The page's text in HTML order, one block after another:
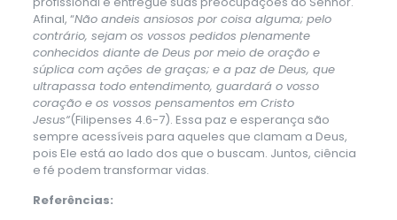
Afinal, “Não andeis ansiosos por coisa alguma; pelo
contrário, sejam os vossos pedidos plenamente
conhecidos diante de Deus por meio de oração e
súplica com ações de graças; e a paz de Deus, que
ultrapassa todo entendimento, guardará o vosso
coração e os vossos pensamentos em Cristo
Jesus“(Filipenses 4.6-7). Essa paz e esperança são
sempre acessíveis para aqueles que clamam a Deus,
pois Ele está ao lado dos que o buscam. Juntos, ciência
e fé podem transformar vidas.
Referências: